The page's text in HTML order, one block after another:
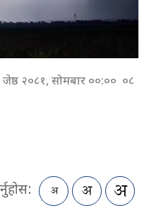
जेष्ठ २०८१, सोमबार ००:०० ०८